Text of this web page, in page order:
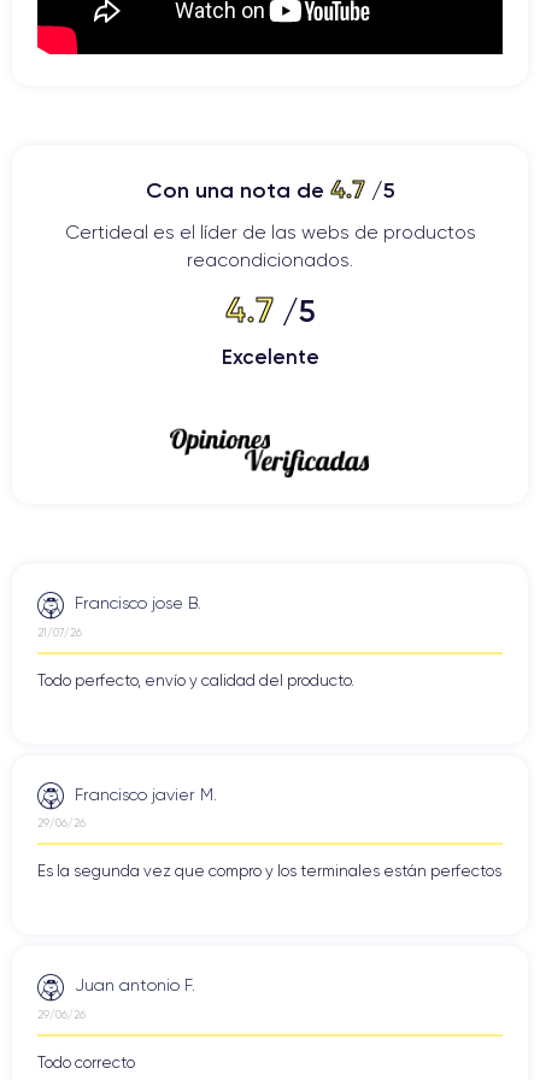
Con una nota de 4.7/5
Certideal es el líder de las webs de productos
reacondicionados.
4.7/5
Excelente
Francisco jose B.
21/07/26
Todo perfecto, envío y calidad del producto.
Francisco javier M.
29/06/26
Es la segunda vez que compro y los terminales están perfectos
Juan antonio F.
29/06/26
Todo correcto